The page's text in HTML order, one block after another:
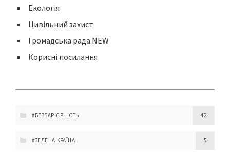
Екологія
Цивільний захист
Громадська рада NEW
Корисні посилання
#БЕЗБАР'ЄРНІСТЬ 42
#ЗЕЛЕНА КРАЇНА 5